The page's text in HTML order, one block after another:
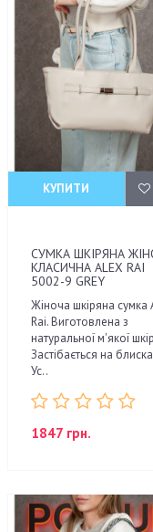
КУПИТИ
СУМКА ШКІРЯНА
КЛАСИЧНА ALEX RAI
5002-9 GREY
Жіноча шкіряна сумка
Rai. Виготовлена з
натуральної м'якої
Застібається на
Ус..
1847 грн.